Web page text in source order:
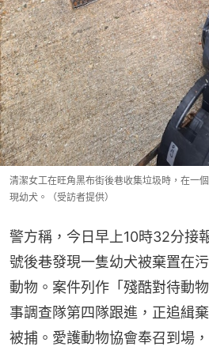
清潔女工在旺角黑布街後巷收集垃圾時，在一
現幼犬。（受訪者提供）
警方稱，今日早上10時32分接
號後巷發現一隻幼犬被棄置在
動物。案件列作「殘酷對待動
事調查隊第四隊跟進，正追緝
被捕。愛護動物協會奉召到場